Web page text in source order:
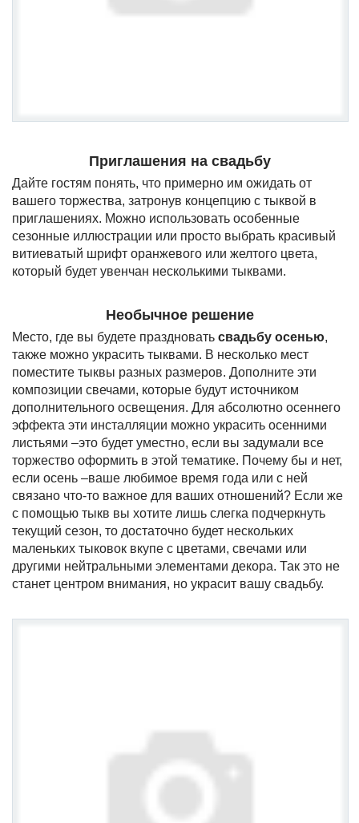
Приглашения на свадьбу
Дайте гостям понять, что примерно им ожидать от
вашего торжества, затронув концепцию с тыквой в
приглашениях. Можно использовать особенные
сезонные иллюстрации или просто выбрать красивый
витиеватый шрифт оранжевого или желтого цвета,
который будет увенчан несколькими тыквами.
Необычное решение
Место, где вы будете праздновать свадьбу осенью,
также можно украсить тыквами. В несколько мест
поместите тыквы разных размеров. Дополните эти
композиции свечами, которые будут источником
дополнительного освещения. Для абсолютно осеннего
эффекта эти инсталляции можно украсить осенними
листьями –это будет уместно, если вы задумали все
торжество оформить в этой тематике. Почему бы и нет,
если осень –ваше любимое время года или с ней
связано что-то важное для ваших отношений? Если же
с помощью тыкв вы хотите лишь слегка подчеркнуть
текущий сезон, то достаточно будет нескольких
маленьких тыковок вкупе с цветами, свечами или
другими нейтральными элементами декора. Так это не
станет центром внимания, но украсит вашу свадьбу.